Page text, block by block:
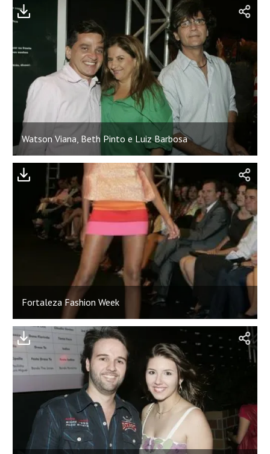
Watson Viana, Beth Pinto e Luiz Barbosa
Fortaleza Fashion Week